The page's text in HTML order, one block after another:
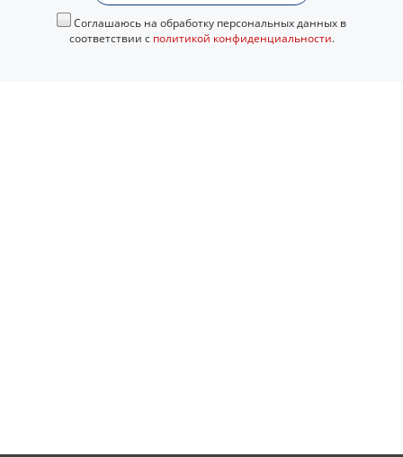
Соглашаюсь на обработку персональных данных в
соответствии с политикой конфиденциальности.